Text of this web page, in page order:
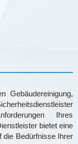
Gebäudereinigung,
Ihres
bietet eine
die Bedürfnisse Ihrer